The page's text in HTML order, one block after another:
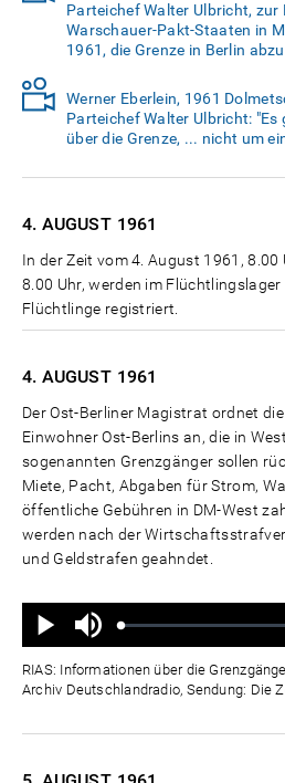
Parteichef Walter Ulbricht, zur
Warschauer-Pakt-Staaten in
1961, die Grenze in Berlin
Werner Eberlein, 1961
Parteichef Walter Ulbricht:
über die Grenze, ... nicht um
4. AUGUST 1961
In der Zeit vom 4. August 1961, 8.00
8.00 Uhr, werden im
Flüchtlinge registriert.
4. AUGUST 1961
Der Ost-Berliner Magistrat ordnet
Einwohner Ost-Berlins an, die in
sogenannten Grenzgänger sollen
Miete, Pacht, Abgaben für Strom,
öffentliche Gebühren in DM-West
werden nach der
und Geldstrafen geahndet.
Wiedergabe
Ton
aus
Geladen:
Status:
RIAS: Informationen über die
Archiv Deutschlandradio, Sendung: Die